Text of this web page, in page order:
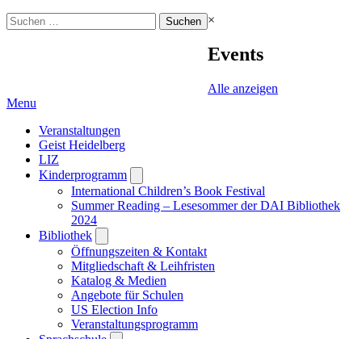
Suchen
nach:
×
Events
Alle anzeigen
Menu
Veranstaltungen
Geist Heidelberg
LIZ
Kinderprogramm
submenu
International Children’s Book Festival
Summer Reading – Lesesommer der DAI Bibliothek
2024
Bibliothek
submenu
Öffnungszeiten & Kontakt
Mitgliedschaft & Leihfristen
Katalog & Medien
Angebote für Schulen
US Election Info
Veranstaltungsprogramm